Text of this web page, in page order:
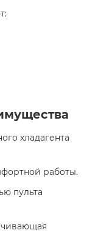
хладагента
работы.
пульта